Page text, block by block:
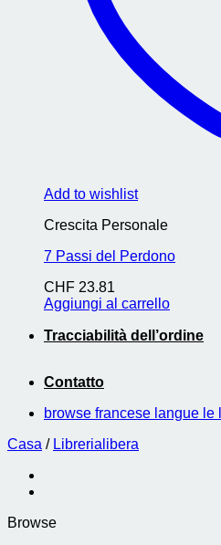
Add to wishlist
Crescita Personale
7 Passi del Perdono
CHF 23.81
Aggiungi al carrello
Tracciabilità dell’ordine
Contatto
browse francese langue le
Casa / Librerialibera
Browse